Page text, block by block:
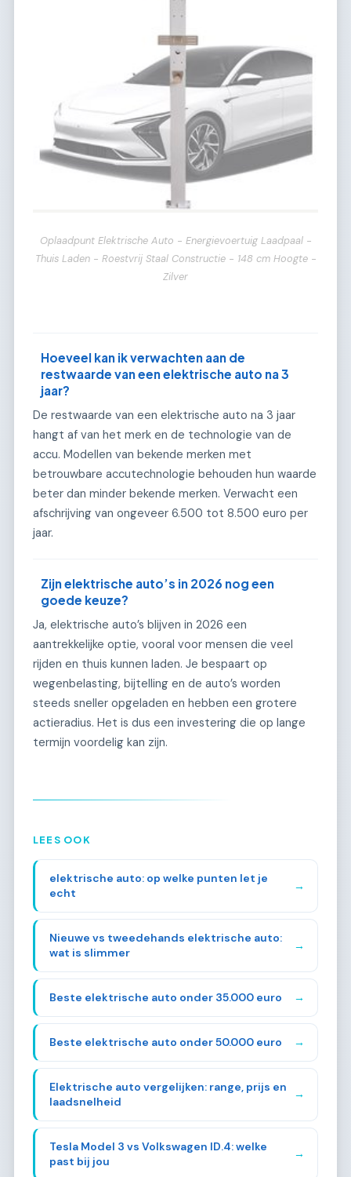
Oplaadpunt Elektrische Auto - Energievoertuig Laadpaal -
Thuis Laden - Roestvrij Staal Constructie - 148 cm Hoogte -
Zilver
Hoeveel kan ik verwachten aan de
restwaarde van een elektrische auto na 3
jaar?
De restwaarde van een elektrische auto na 3 jaar
hangt af van het merk en de technologie van de
accu. Modellen van bekende merken met
betrouwbare accutechnologie behouden hun waarde
beter dan minder bekende merken. Verwacht een
afschrijving van ongeveer 6.500 tot 8.500 euro per
jaar.
Zijn elektrische auto’s in 2026 nog een
goede keuze?
Ja, elektrische auto’s blijven in 2026 een
aantrekkelijke optie, vooral voor mensen die veel
rijden en thuis kunnen laden. Je bespaart op
wegenbelasting, bijtelling en de auto’s worden
steeds sneller opgeladen en hebben een grotere
actieradius. Het is dus een investering die op lange
termijn voordelig kan zijn.
LEES OOK
elektrische auto: op welke punten let je
echt
→
Nieuwe vs tweedehands elektrische auto:
wat is slimmer
→
Beste elektrische auto onder 35.000 euro →
Beste elektrische auto onder 50.000 euro →
Elektrische auto vergelijken: range, prijs en
laadsnelheid
→
Tesla Model 3 vs Volkswagen ID.4: welke
past bij jou
→